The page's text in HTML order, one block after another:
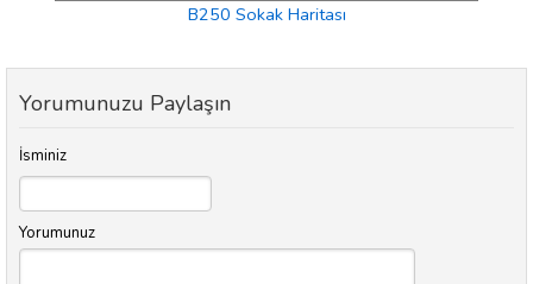
B250 Sokak Haritası
Yorumunuzu Paylaşın
İsminiz
Yorumunuz